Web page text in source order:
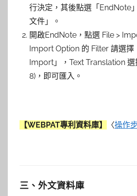
行決定，其後點選「 EndNote
文件」
。
開啟EndNote，點選 File >
Import Option 的 Filter 請選
Import」，Text Translation
8)，即可匯入。
【WEBPAT專利資料庫】 〈操作
三、外文資料庫